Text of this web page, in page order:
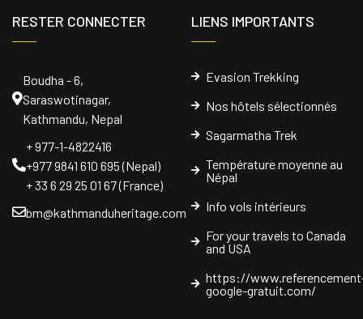
RESTER CONNECTER
Boudha - 6,
Saraswotinagar,
Kathmandu, Nepal
+ 977-1-4822416
+977 9841 610 695 (Nepal)
+ 33 6 29 25 01 67 (France)
bm@kathmanduheritage.com
LIENS IMPORTANTS
Evasion Trekking
Nos hôtels sélectionnés
Sagarmatha Trek
Température moyenne au
Népal
Info vols intérieurs
For your travels to Canada
and USA
https://
google-gratuit.com/